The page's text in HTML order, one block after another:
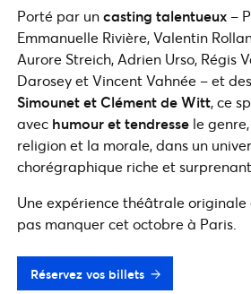
Porté par uncasting talentueux–
Emmanuelle Rivière, Valentin
Aurore Streich, Adrien Urso, Régis
Darosey et Vincent Vahnée – et des
Simounet et Clément de Witt, ce
avec humour et tendresse le
religion et la morale, dans un
chorégraphique riche et surprenant.
Une expérience théâtrale
pas manquer cet octobre à Paris.
Réservez vos billets